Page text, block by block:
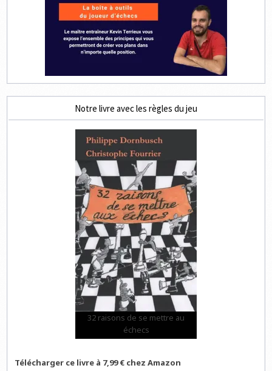
Notre livre avec les règles du jeu
32 raisons de se mettre au
échecs
Télécharger ce livre à 7,99 € chez Amazon